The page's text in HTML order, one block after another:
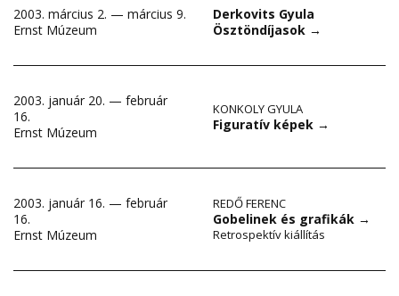
2003. március 2. — március 9.
Ernst Múzeum
Derkovits Gyula
Ösztöndíjasok →
2003. január 20. — február
16.
Ernst Múzeum
KONKOLY GYULA
Figuratív képek →
2003. január 16. — február
16.
Ernst Múzeum
REDŐ FERENC
Gobelinek és grafikák →
Retrospektív kiállítás